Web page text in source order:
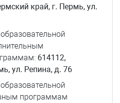
край, г. Пермь, ул.
614112,
ул. Репина, д. 76
программам